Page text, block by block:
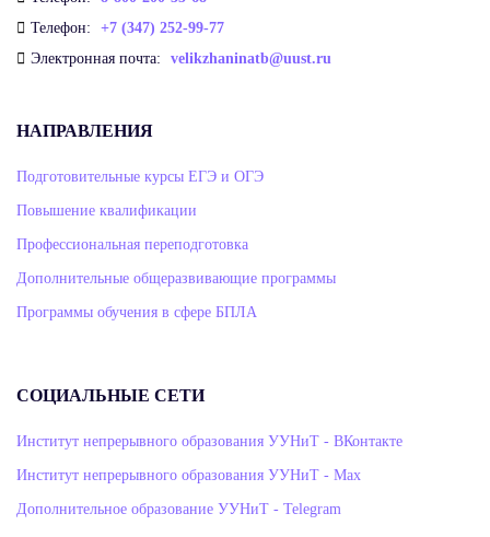
Телефон:
+7 (347) 252-99-77
Электронная почта:
velikzhaninatb@uust.ru
НАПРАВЛЕНИЯ
Подготовительные курсы ЕГЭ и ОГЭ
Повышение квалификации
Профессиональная переподготовка
Дополнительные общеразвивающие программы
Программы обучения в сфере БПЛА
СОЦИАЛЬНЫЕ СЕТИ
Институт непрерывного образования УУНиТ - ВКонтакте
Институт непрерывного образования УУНиТ - Max
Дополнительное образование УУНиТ - Telegram